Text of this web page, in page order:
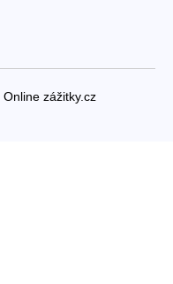
Online zážitky.cz